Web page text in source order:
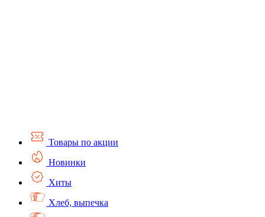
Товары по акции
Новинки
Хиты
Хлеб, выпечка